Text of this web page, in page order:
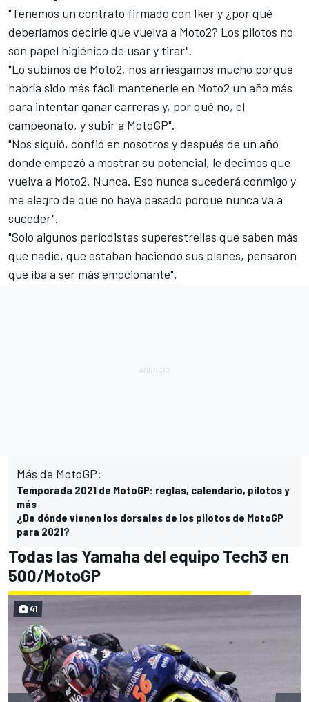
"Tenemos un contrato firmado con Iker y ¿por qué
deberíamos decirle que vuelva a Moto2? Los pilotos no
son papel higiénico de usar y tirar".
"Lo subimos de Moto2, nos arriesgamos mucho porque
habría sido más fácil mantenerle en Moto2 un año más
para intentar ganar carreras y, por qué no, el
campeonato, y subir a MotoGP".
"Nos siguió, confió en nosotros y después de un año
donde empezó a mostrar su potencial, le decimos que
vuelva a Moto2. Nunca. Eso nunca sucederá conmigo y
me alegro de que no haya pasado porque nunca va a
suceder".
"Solo algunos periodistas superestrellas que saben más
que nadie, que estaban haciendo sus planes, pensaron
que iba a ser más emocionante".
Más de MotoGP:
Temporada 2021 de MotoGP: reglas, calendario, pilotos y
más
¿De dónde vienen los dorsales de los pilotos de MotoGP
para 2021?
Todas las Yamaha del equipo Tech3 en
500/MotoGP
41